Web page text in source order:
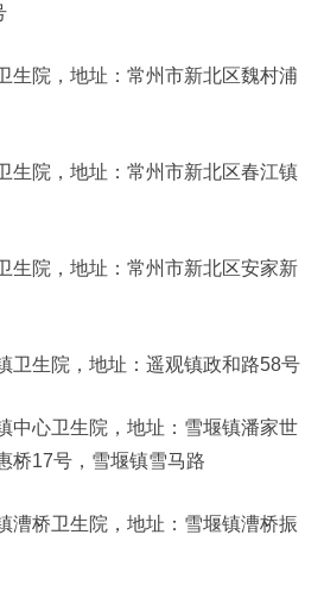
生院，地址：常州市新北区魏村浦
生院，地址：常州市新北区春江镇
生院，地址：常州市新北区安家新
卫生院，地址：遥观镇政和路58号
中心卫生院，地址：雪堰镇潘家世
桥17号，雪堰镇雪马路
漕桥卫生院，地址：雪堰镇漕桥振